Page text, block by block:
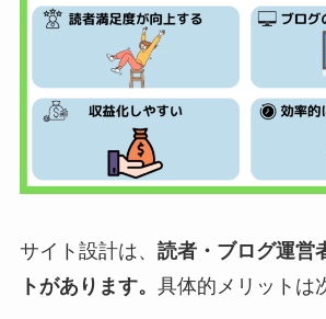
サイト設計は、 読者・ブログ運営
トがあります。 具体的メリットは